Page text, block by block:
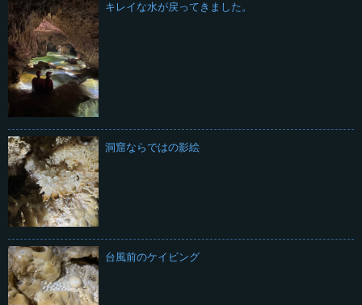
キレイな水が戻ってきました。
洞窟ならではの影絵
台風前のケイビング